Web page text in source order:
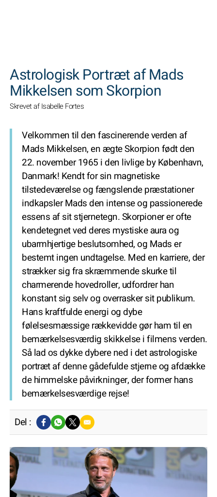
Astrologisk Portræt af Mads
Mikkelsen som Skorpion
Skrevet af Isabelle Fortes
Velkommen til den fascinerende verden af
Mads Mikkelsen, en ægte Skorpion født den
22. november 1965 i den livlige by København,
Danmark! Kendt for sin magnetiske
tilstedeværelse og fængslende præstationer
indkapsler Mads den intense og passionerede
essens af sit stjernetegn. Skorpioner er ofte
kendetegnet ved deres mystiske aura og
ubarmhjertige beslutsomhed, og Mads er
bestemt ingen undtagelse. Med en karriere, der
strækker sig fra skræmmende skurke til
charmerende hovedroller, udfordrer han
konstant sig selv og overrasker sit publikum.
Hans kraftfulde energi og dybe
følelsesmæssige rækkevidde gør ham til en
bemærkelsesværdig skikkelse i filmens verden.
Så lad os dykke dybere ned i det astrologiske
portræt af denne gådefulde stjerne og afdække
de himmelske påvirkninger, der former hans
bemærkelsesværdige rejse!
Del :